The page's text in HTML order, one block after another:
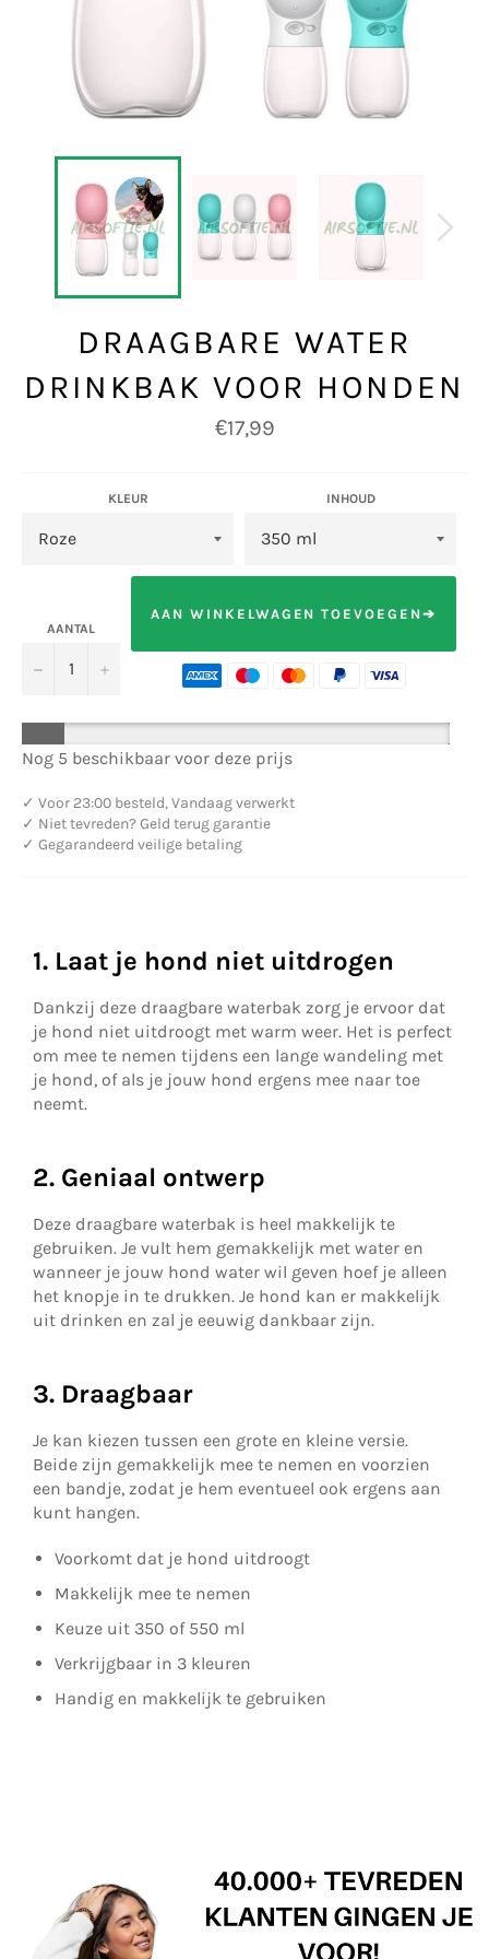
DRAAGBARE WATER
DRINKBAK VOOR HONDEN
Normale
prijs
€17,99
KLEUR INHOUD
AANTAL
− +
AAN WINKELWAGEN TOEVOEGEN➔
Nog 5 beschikbaar voor deze prijs
✓ Voor 23:00 besteld, Vandaag verwerkt
✓ Niet tevreden? Geld terug garantie
✓ Gegarandeerd veilige betaling
1. Laat je hond niet uitdrogen
Dankzij deze draagbare waterbak zorg je ervoor dat
je hond niet uitdroogt met warm weer. Het is perfect
om mee te nemen tijdens een lange wandeling met
je hond, of als je jouw hond ergens mee naar toe
neemt.
2. Geniaal ontwerp
Deze draagbare waterbak is heel makkelijk te
gebruiken. Je vult hem gemakkelijk met water en
wanneer je jouw hond water wil geven hoef je alleen
het knopje in te drukken. Je hond kan er makkelijk
uit drinken en zal je eeuwig dankbaar zijn.
3. Draagbaar
Je kan kiezen tussen een grote en kleine versie.
Beide zijn gemakkelijk mee te nemen en voorzien
een bandje, zodat je hem eventueel ook ergens aan
kunt hangen.
Voorkomt dat je hond uitdroogt
Makkelijk mee te nemen
Keuze uit 350 of 550 ml
Verkrijgbaar in 3 kleuren
Handig en makkelijk te gebruiken